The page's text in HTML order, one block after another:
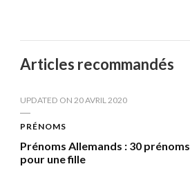
Articles recommandés
UPDATED ON 20 AVRIL 2020
PRÉNOMS
Prénoms Allemands : 30 prénoms
pour une fille